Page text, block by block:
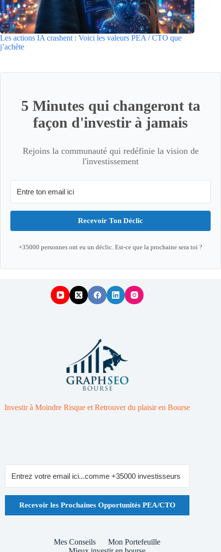
Les actions IA crashent : Voici les valeurs PEA / CTO que
j’achète
5 Minutes qui changeront ta
façon d'investir à jamais
Rejoins la communauté qui redéfinie la vision de
l'investissement
Recevoir Ton Déclic
+35000 personnes ont eu un déclic. Est-ce que la prochaine sera toi ?
Investir à Moindre Risque et Retrouver du plaisir en Bourse
Recevoir les Prochaines Opportunités PEA/CTO
Mes Conseils
Mon Portefeuille